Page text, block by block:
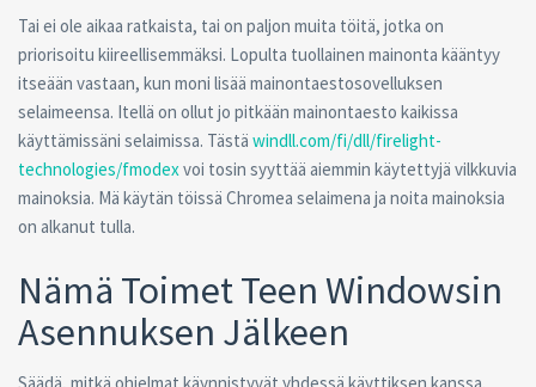
Tai ei ole aikaa ratkaista, tai on paljon muita töitä, jotka on
priorisoitu kiireellisemmäksi. Lopulta tuollainen mainonta kääntyy
itseään vastaan, kun moni lisää mainontaestosovelluksen
selaimeensa. Itellä on ollut jo pitkään mainontaesto kaikissa
käyttämissäni selaimissa. Tästä windll.com/fi/dll/firelight-
technologies/fmodexvoi tosin syyttää aiemmin käytettyjä vilkkuvia
mainoksia. Mä käytän töissä Chromea selaimena ja noita mainoksia
on alkanut tulla.
Nämä Toimet Teen Windowsin
Asennuksen Jälkeen